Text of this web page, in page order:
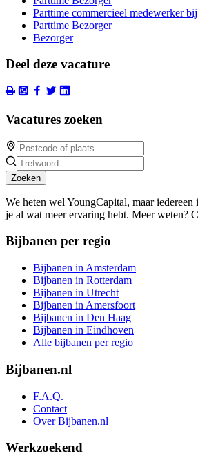
Parttime commercieel medewerker
Parttime Bezorger
Bezorger
Deel deze vacature
Vacatures zoeken
Zoeken
We heten wel YoungCapital, maar
je al wat meer ervaring hebt. Meer weten?
Bijbanen per regio
Bijbanen in Amsterdam
Bijbanen in Rotterdam
Bijbanen in Utrecht
Bijbanen in Amersfoort
Bijbanen in Den Haag
Bijbanen in Eindhoven
Alle bijbanen per regio
Bijbanen.nl
F.A.Q.
Contact
Over Bijbanen.nl
Werkzoekend